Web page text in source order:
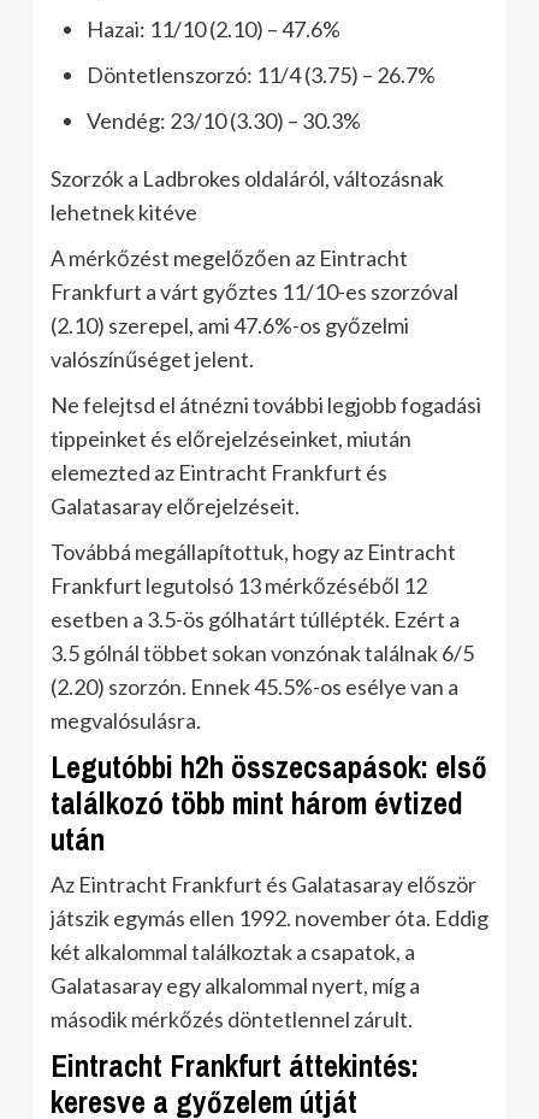
Hazai: 11/10 (2.10) – 47.6%
Döntetlenszorzó: 11/4 (3.75) – 26.7%
Vendég: 23/10 (3.30) – 30.3%
Szorzók a Ladbrokes oldaláról, változásnak
lehetnek kitéve
A mérkőzést megelőzően az Eintracht
Frankfurt a várt győztes 11/10-es szorzóval
(2.10) szerepel, ami 47.6%-os győzelmi
valószínűséget jelent.
Ne felejtsd el átnézni további legjobb fogadási
tippeinket és előrejelzéseinket, miután
elemezted az Eintracht Frankfurt és
Galatasaray előrejelzéseit.
Továbbá megállapítottuk, hogy az Eintracht
Frankfurt legutolsó 13 mérkőzéséből 12
esetben a 3.5-ös gólhatárt túllépték. Ezért a
3.5 gólnál többet sokan vonzónak találnak 6/5
(2.20) szorzón. Ennek 45.5%-os esélye van a
megvalósulásra.
Legutóbbi h2h összecsapások: első
találkozó több mint három évtized
után
Az Eintracht Frankfurt és Galatasaray először
játszik egymás ellen 1992. november óta. Eddig
két alkalommal találkoztak a csapatok, a
Galatasaray egy alkalommal nyert, míg a
második mérkőzés döntetlennel zárult.
Eintracht Frankfurt áttekintés:
keresve a győzelem útját